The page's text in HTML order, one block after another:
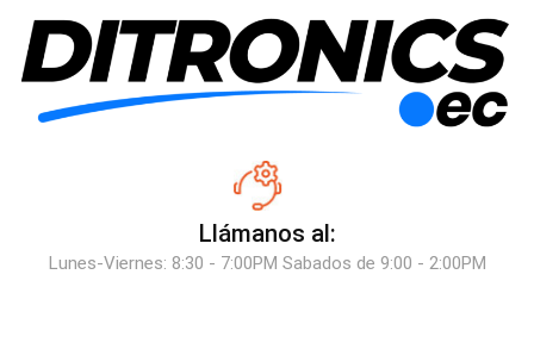
Llámanos al:
Lunes-Viernes: 8:30 - 7:00PM Sabados de 9:00 - 2:00PM